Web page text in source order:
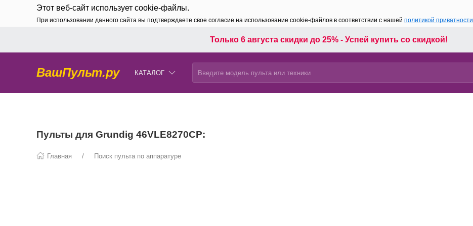
Этот веб-сайт использует cookie-файлы.
При использовании данного сайта вы подтверждаете свое согласие на использование cookie-файлов в соответствии с нашей политикой приватности
Только 6 августа скидки до 25% - Успей купить со скидкой!
ВашПульт.ру КАТАЛОГ
Пульты для Grundig 46VLE8270CP:
Главная Поиск пульта по аппаратуре